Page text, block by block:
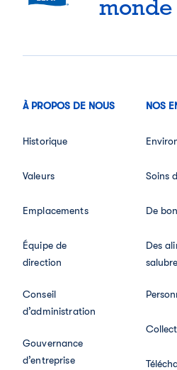
monde
À PROPOS DE NOUS
Historique
Valeurs
Emplacements
Équipe de
direction
Conseil
d’administration
Gouvernance
d’entreprise
NOS
Soins
De
Des